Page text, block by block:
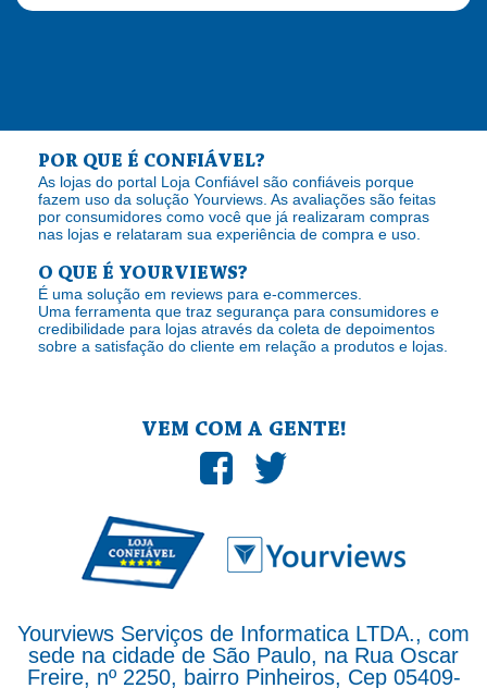
POR QUE É CONFIÁVEL?
As lojas do portal Loja Confiável são confiáveis porque
fazem uso da solução Yourviews. As avaliações são feitas
por consumidores como você que já realizaram compras
nas lojas e relataram sua experiência de compra e uso.
O QUE É YOURVIEWS?
É uma solução em reviews para e-commerces.
Uma ferramenta que traz segurança para consumidores e
credibilidade para lojas através da coleta de depoimentos
sobre a satisfação do cliente em relação a produtos e lojas.
VEM COM A GENTE!
Yourviews Serviços de Informatica LTDA., com
sede na cidade de São Paulo, na Rua Oscar
Freire, nº 2250, bairro Pinheiros, Cep 05409-